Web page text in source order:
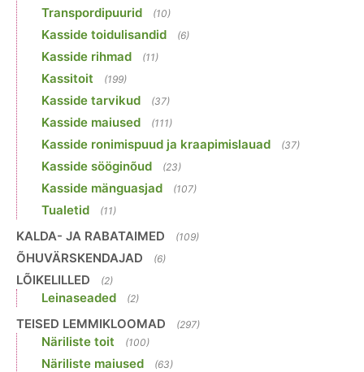
Transpordipuurid (10)
Kasside toidulisandid (6)
Kasside rihmad (11)
Kassitoit (199)
Kasside tarvikud (37)
Kasside maiused (111)
Kasside ronimispuud ja kraapimislauad (37)
Kasside sööginõud (23)
Kasside mänguasjad (107)
Tualetid (11)
KALDA- JA RABATAIMED (109)
ÕHUVÄRSKENDAJAD (6)
LÕIKELILLED (2)
Leinaseaded (2)
TEISED LEMMIKLOOMAD (297)
Näriliste toit (100)
Näriliste maiused (63)